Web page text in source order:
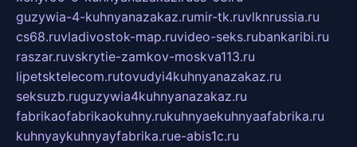
guzywia-4-kuhnyanazakaz.rumir-tk.ruvlknrussia.ru
cs68.ruvladivostok-map.ruvideo-seks.rubankaribi.ru
raszar.ruvskrytie-zamkov-moskva113.ru
lipetsktelecom.rutovudyi4kuhnyanazakaz.ru
seksuzb.ruguzywia4kuhnyanazakaz.ru
fabrikaofabrikaokuhny.rukuhnyaekuhnyaafabrika.ru
kuhnyaykuhnyayfabrika.rue-abis1c.ru